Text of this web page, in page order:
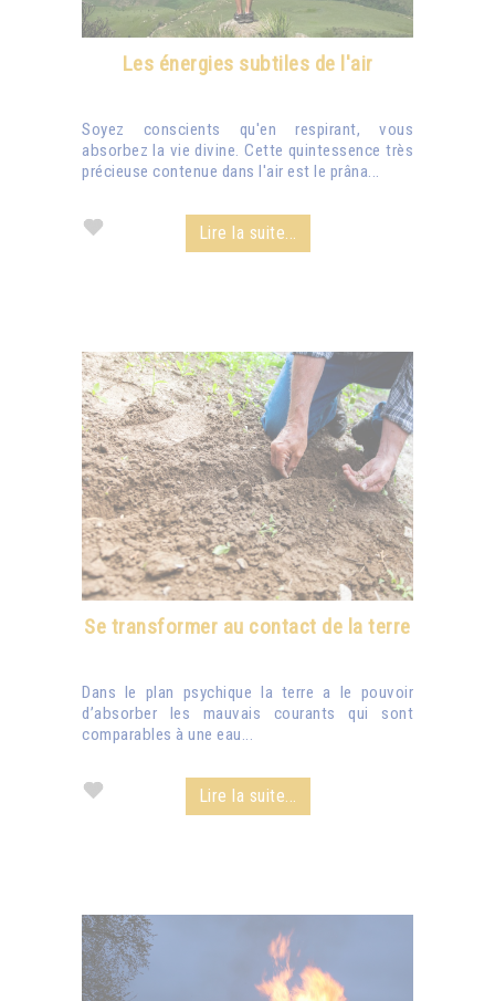
Les énergies subtiles de l'air
Soyez conscients qu'en respirant, vous
absorbez la vie divine. Cette quintessence très
précieuse contenue dans l'air est le prâna...
Lire la suite...
Se transformer au contact de la terre
Dans le plan psychique la terre a le pouvoir
d’absorber les mauvais courants qui sont
comparables à une eau...
Lire la suite...